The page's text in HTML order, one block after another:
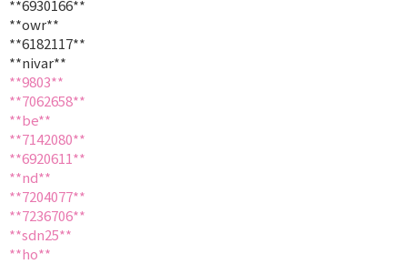
**6930166**
**owr**
**6182117**
**nivar**
**9803**
**7062658**
**be**
**7142080**
**6920611**
**nd**
**7204077**
**7236706**
**sdn25**
**ho**